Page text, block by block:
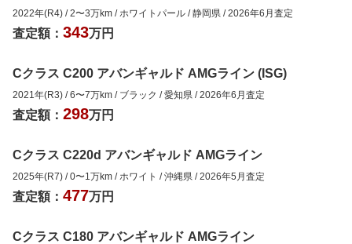
2022年(R4) /2〜3万km / ホワイトパール /静岡県 /2026年6月査定
査定額： 343万円
Cクラス C200 アバンギャルド AMGライン (ISG)
2021年(R3) /6〜7万km / ブラック /愛知県 /2026年6月査定
査定額： 298万円
Cクラス C220d アバンギャルド AMGライン
2025年(R7) /0〜1 万km / ホワイト /沖縄県 /2026年5月査定
査定額： 477万円
Cクラス C180 アバンギャルド AMGライン